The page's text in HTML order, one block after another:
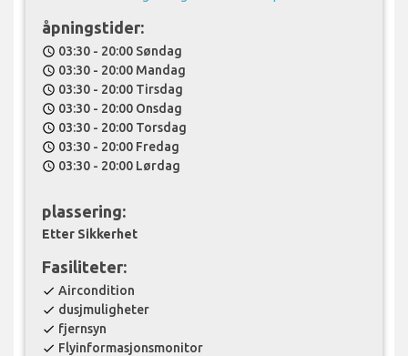
åpningstider:
schedule 03:30 - 20:00 Søndag
schedule 03:30 - 20:00 Mandag
schedule 03:30 - 20:00 Tirsdag
schedule 03:30 - 20:00 Onsdag
schedule 03:30 - 20:00 Torsdag
schedule 03:30 - 20:00 Fredag
schedule 03:30 - 20:00 Lørdag
plassering:
Etter Sikkerhet
Fasiliteter:
check Aircondition
check dusjmuligheter
check fjernsyn
check Flyinformasjonsmonitor